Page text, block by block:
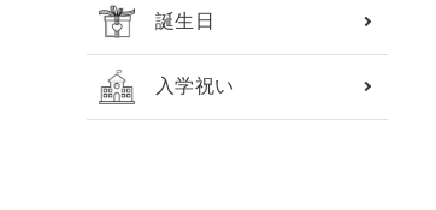
誕生日
入学祝い